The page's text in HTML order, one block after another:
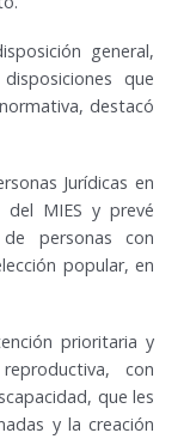
general,
que
destacó
Jurídicas en
MIES y prevé
personas con
popular, en
prioritaria y
con
que les
y la creación